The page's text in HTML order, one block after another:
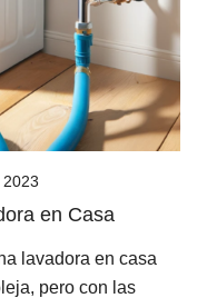
en Casa
lavadora en casa
pero con las